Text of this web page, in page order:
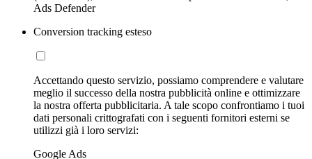
Ads Defender
Conversion tracking esteso
Accettando questo servizio, possiamo comprendere e valutare
meglio il successo della nostra pubblicità online e ottimizzare
la nostra offerta pubblicitaria. A tale scopo confrontiamo i tuoi
dati personali crittografati con i seguenti fornitori esterni se
utilizzi già i loro servizi:
Google Ads